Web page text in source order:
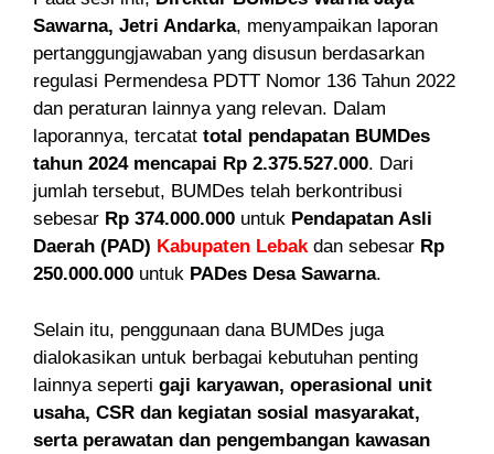
Sawarna, Jetri Andarka, menyampaikan laporan
pertanggungjawaban yang disusun berdasarkan
regulasi Permendesa PDTT Nomor 136 Tahun 2022
dan peraturan lainnya yang relevan. Dalam
laporannya, tercatat total pendapatan BUMDes
tahun 2024 mencapai Rp 2.375.527.000. Dari
jumlah tersebut, BUMDes telah berkontribusi
sebesar Rp 374.000.000 untuk Pendapatan Asli
Daerah (PAD) Kabupaten Lebak dan sebesar Rp
250.000.000 untuk PADes Desa Sawarna.
Selain itu, penggunaan dana BUMDes juga
dialokasikan untuk berbagai kebutuhan penting
lainnya seperti gaji karyawan, operasional unit
usaha, CSR dan kegiatan sosial masyarakat,
serta perawatan dan pengembangan kawasan